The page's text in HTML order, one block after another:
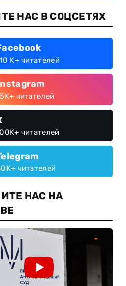
НАС В СОЦСЕТЯХ
K+ читателей
читателей
читателей
читателей
НАС НА